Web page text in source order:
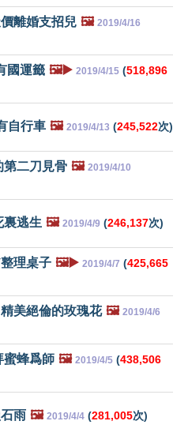
離婚支招兒 🖼️ 2019/4/16
國運籤 🖼️▶️ 2019/4/15 (518,896
自行車 🖼️ 2019/4/13 (245,522次)
第二刀見骨 🖼️ 2019/4/10
裏逃生 🖼️ 2019/4/9 (246,137次)
理桌子 🖼️▶️ 2019/4/7 (425,665
美絕倫的玫瑰花 🖼️ 2019/4/6
蜜蜂爲師 🖼️ 2019/4/5 (438,506
雨 🖼️ 2019/4/4 (281,005次)